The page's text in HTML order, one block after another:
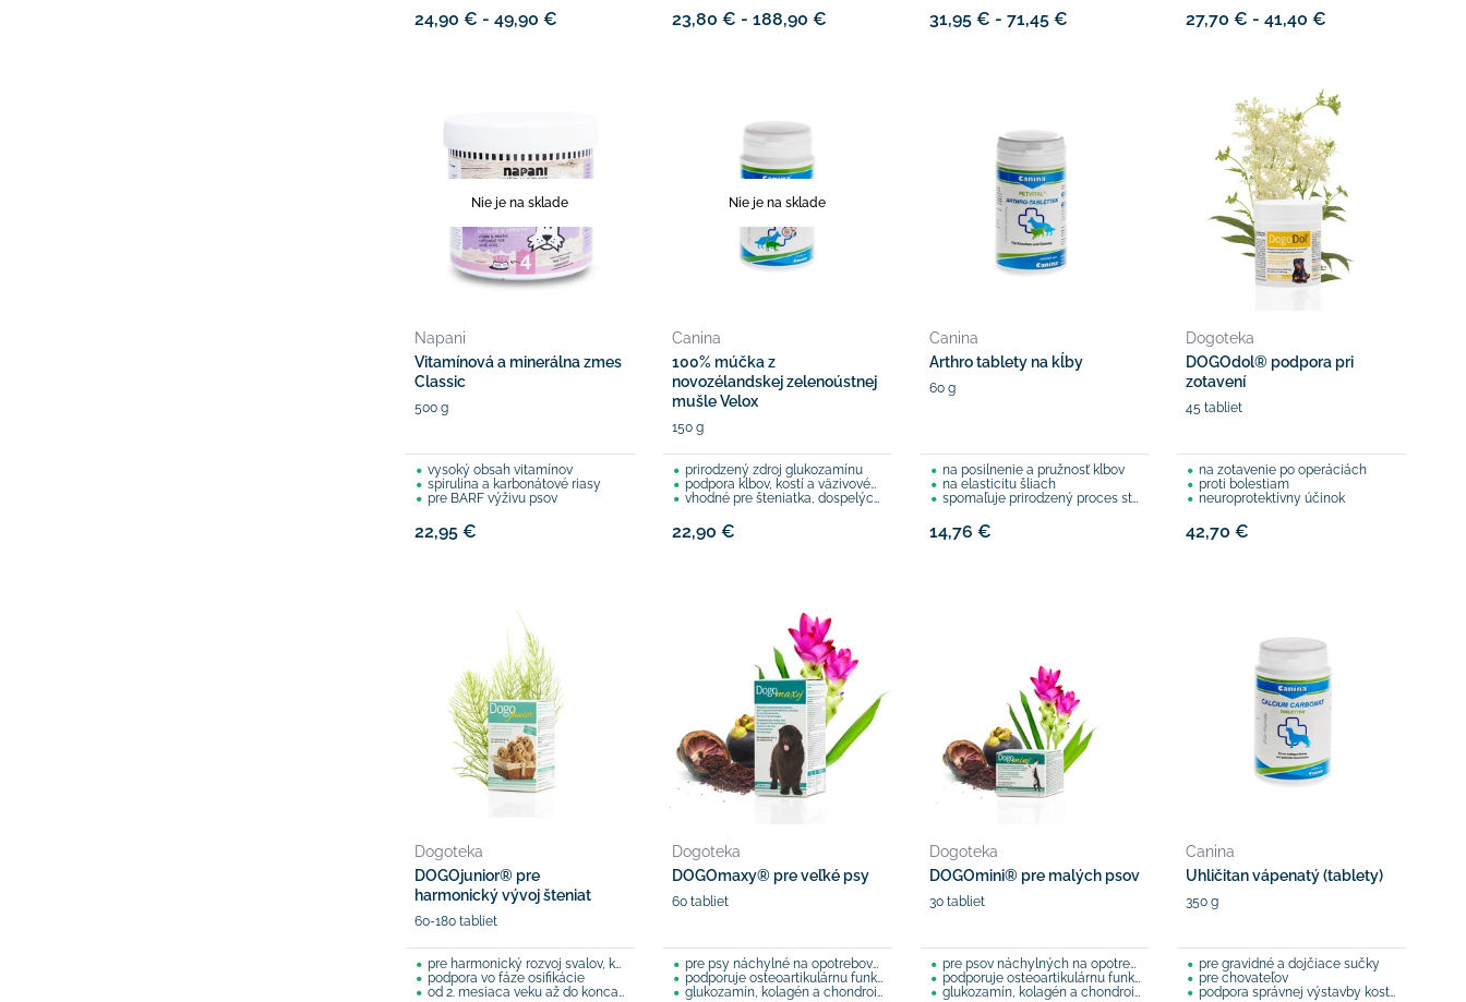
24,90 € - 49,90 € 23,80 € - 188,90 € 31,95 € - 71,45 € 27,70 € - 41,40 €
Nie je na sklade
Napani
Vitamínová a minerálna zmes
Classic
500 g
vysoký obsah vitamínov
spirulina a karbonátové riasy
pre BARF výživu psov
22,95 €
Nie je na sklade
Canina
100% múčka z
novozélandskej zelenoústnej
mušle Velox
150 g
prirodzený zdroj glukozamínu
podpora kĺbov, kostí a väzivového tkaniva
vhodné pre šteniatka, dospelých, seniorov
22,90 €
Canina
Arthro tablety na kĺby
60 g
na posilnenie a pružnosť kĺbov
na elasticitu šliach
spomaľuje prirodzený proces starnutia
14,76 €
Dogoteka
DOGOdol® podpora pri
zotavení
45 tabliet
na zotavenie po operáciách
proti bolestiam
neuroprotektívny účinok
42,70 €
Dogoteka
DOGOjunior® pre
harmonický vývoj šteniat
60-180 tabliet
pre harmonický rozvoj svalov, kostí a kĺbov
podpora vo fáze osifikácie
od 2. mesiaca veku až do konca rastu
Dogoteka
DOGOmaxy® pre veľké psy
60 tabliet
pre psy náchylné na opotrebovanie chrupavky
podporuje osteoartikulárnu funkciu šliach a väzov
glukozamín, kolagén a chondroitín
Dogoteka
DOGOmini® pre malých psov
30 tabliet
pre psov náchylných na opotrebovanie chrupavky
podporuje osteoartikulárnu funkciu šliach a väzov
glukozamín, kolagén a chondroitín
Canina
Uhličitan vápenatý (tablety)
350 g
pre gravidné a dojčiace sučky
pre chovateľov
podpora správnej výstavby kostry